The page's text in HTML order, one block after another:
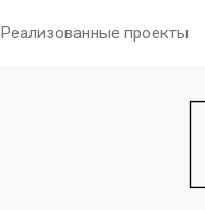
Реализованные проекты